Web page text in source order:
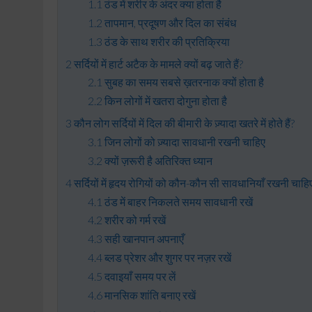
ठंड में शरीर के अंदर क्या होता है
तापमान, प्रदूषण और दिल का संबंध
ठंड के साथ शरीर की प्रतिक्रिया
सर्दियों में हार्ट अटैक के मामले क्यों बढ़ जाते हैं?
सुबह का समय सबसे ख़तरनाक क्यों होता है
किन लोगों में खतरा दोगुना होता है
कौन लोग सर्दियों में दिल की बीमारी के ज़्यादा खतरे में होते हैं?
जिन लोगों को ज़्यादा सावधानी रखनी चाहिए
क्यों ज़रूरी है अतिरिक्त ध्यान
सर्दियों में हृदय रोगियों को कौन-कौन सी सावधानियाँ रखनी
ठंड में बाहर निकलते समय सावधानी रखें
शरीर को गर्म रखें
सही खानपान अपनाएँ
ब्लड प्रेशर और शुगर पर नज़र रखें
दवाइयाँ समय पर लें
मानसिक शांति बनाए रखें